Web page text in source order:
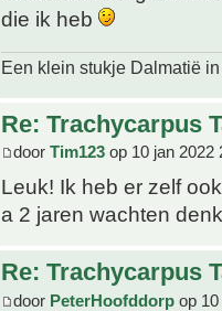
die ik heb
Een klein stukje Dalmatië
Re: Trachycarpus
door Tim123 op 10 jan 2022
Leuk! Ik heb er zelf
a 2 jaren wachten
Re: Trachycarpus
door PeterHoofddorp op